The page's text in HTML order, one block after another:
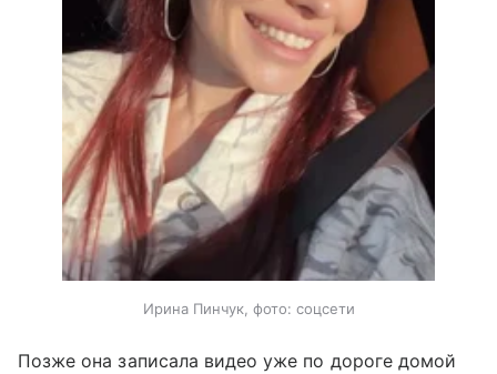
Ирина Пинчук, фото: соцсети
Позже она записала видео уже по дороге домой